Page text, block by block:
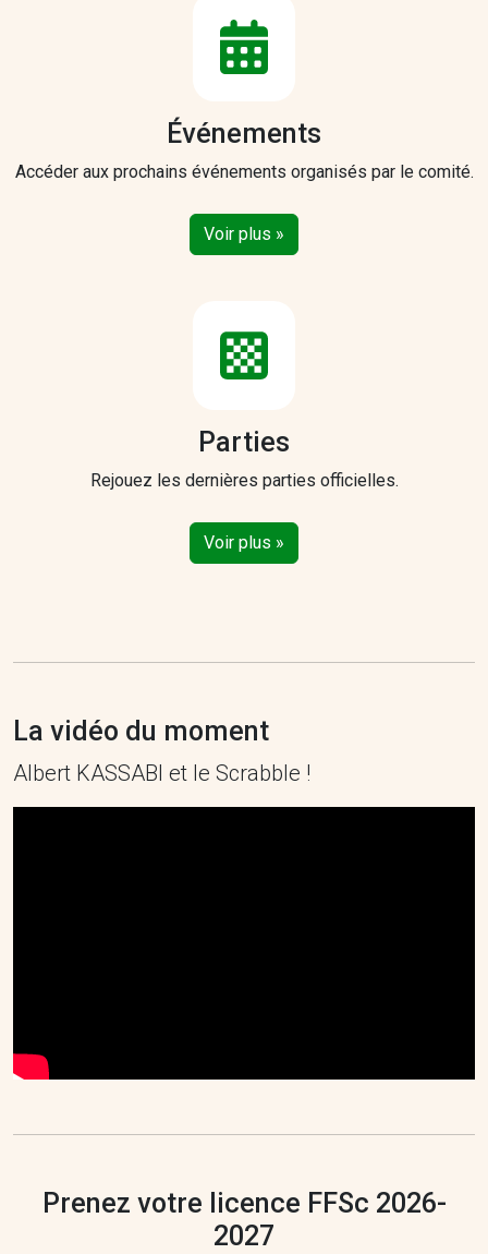
Événements
Accéder aux prochains événements organisés par le comité.
Voir plus »
Parties
Rejouez les dernières parties officielles.
Voir plus »
La vidéo du moment
Albert KASSABI et le Scrabble !
Prenez votre licence FFSc 2026-
2027